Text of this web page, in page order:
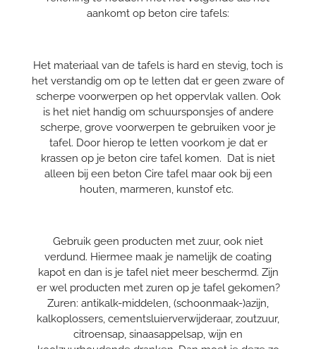
aankomt op beton cire tafels:
Het materiaal van de tafels is hard en stevig, toch is
het verstandig om op te letten dat er geen zware of
scherpe voorwerpen op het oppervlak vallen. Ook
is het niet handig om schuursponsjes of andere
scherpe, grove voorwerpen te gebruiken voor je
tafel. Door hierop te letten voorkom je dat er
krassen op je beton cire tafel komen. Dat is niet
alleen bij een beton Cire tafel maar ook bij een
houten, marmeren, kunstof etc.
Gebruik geen producten met zuur, ook niet
verdund. Hiermee maak je namelijk de coating
kapot en dan is je tafel niet meer beschermd. Zijn
er wel producten met zuren op je tafel gekomen?
Zuren: antikalk-middelen, (schoonmaak-)azijn,
kalkoplossers, cementsluierverwijderaar, zoutzuur,
citroensap, sinaasappelsap, wijn en